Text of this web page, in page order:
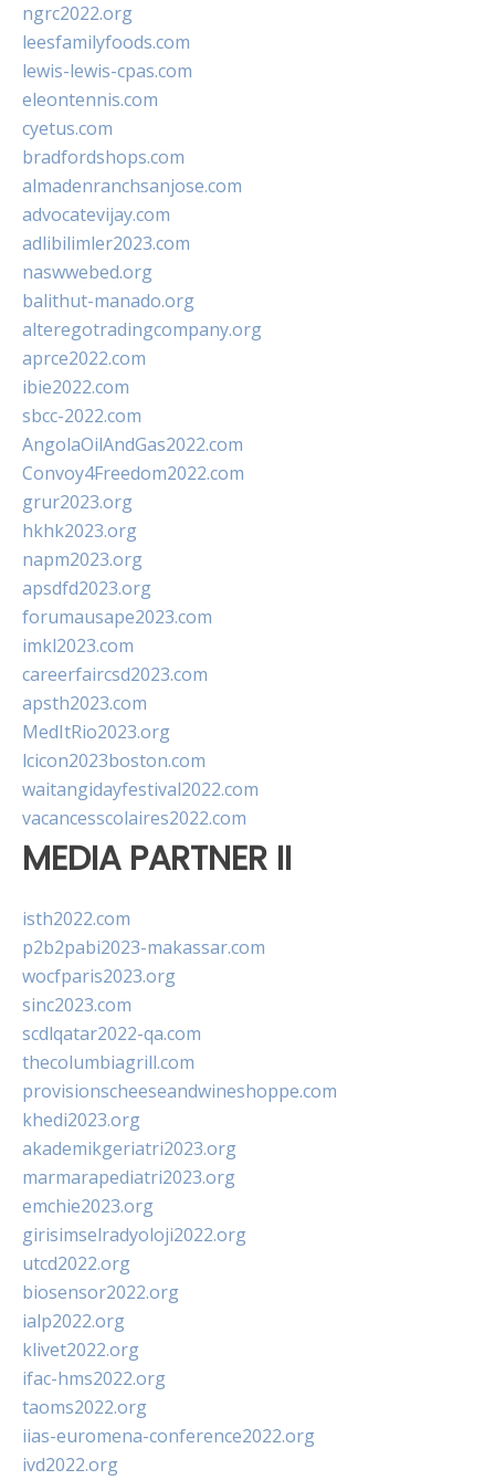
ngrc2022.org
leesfamilyfoods.com
lewis-lewis-cpas.com
eleontennis.com
cyetus.com
bradfordshops.com
almadenranchsanjose.com
advocatevijay.com
adlibilimler2023.com
naswwebed.org
balithut-manado.org
alteregotradingcompany.org
aprce2022.com
ibie2022.com
sbcc-2022.com
AngolaOilAndGas2022.com
Convoy4Freedom2022.com
grur2023.org
hkhk2023.org
napm2023.org
apsdfd2023.org
forumausape2023.com
imkl2023.com
careerfaircsd2023.com
apsth2023.com
MedItRio2023.org
lcicon2023boston.com
waitangidayfestival2022.com
vacancesscolaires2022.com
MEDIA PARTNER II
isth2022.com
p2b2pabi2023-makassar.com
wocfparis2023.org
sinc2023.com
scdlqatar2022-qa.com
thecolumbiagrill.com
provisionscheeseandwineshoppe.com
khedi2023.org
akademikgeriatri2023.org
marmarapediatri2023.org
emchie2023.org
girisimselradyoloji2022.org
utcd2022.org
biosensor2022.org
ialp2022.org
klivet2022.org
ifac-hms2022.org
taoms2022.org
iias-euromena-conference2022.org
ivd2022.org